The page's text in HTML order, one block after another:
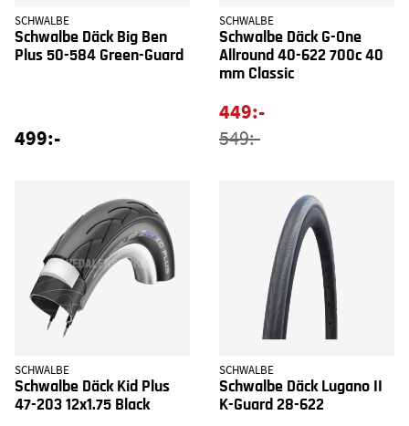
SCHWALBE
Schwalbe Däck Big Ben
Plus 50-584 Green-Guard
499:-
SCHWALBE
Schwalbe Däck G-One
Allround 40-622 700c 40
mm Classic
449:-
549:-
SCHWALBE
Schwalbe Däck Kid Plus
47-203 12x1.75 Black
SCHWALBE
Schwalbe Däck Lugano II
K-Guard 28-622